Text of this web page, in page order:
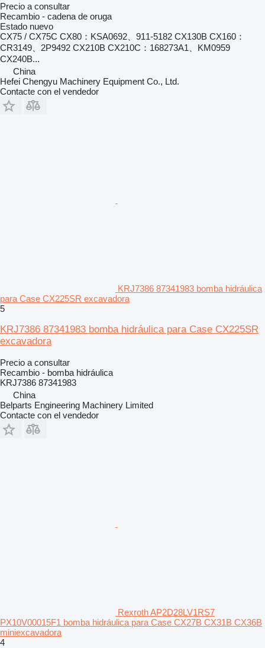
Precio a consultar
Recambio - cadena de oruga
Estado nuevo
CX75 / CX75C CX80：KSA0692、911-5182 CX130B CX160：
CR3149、2P9492 CX210B CX210C：168273A1、KM0959
CX240B...
China
Hefei Chengyu Machinery Equipment Co., Ltd.
Contacte con el vendedor
KRJ7386 87341983 bomba hidráulica
para Case CX225SR excavadora
5
KRJ7386 87341983 bomba hidráulica para Case CX225SR
excavadora
Precio a consultar
Recambio - bomba hidráulica
KRJ7386 87341983
China
Belparts Engineering Machinery Limited
Contacte con el vendedor
Rexroth AP2D28LV1RS7
PX10V00015F1 bomba hidráulica para Case CX27B CX31B CX36B
miniexcavadora
4